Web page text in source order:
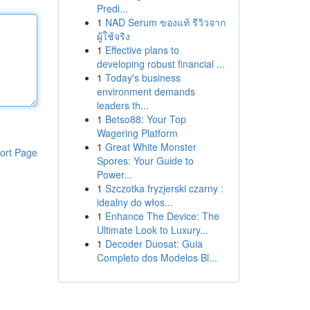
Page
Predi...
1 NAD Serum ของแท้ รีวิวจาก
ผู้ใช้จริง
1 Effective plans to
developing robust financial ...
1 Today's business
environment demands
leaders th...
1 Betso88: Your Top
Wagering Platform
1 Great White Monster
Spores: Your Guide to
Power...
1 Szczotka fryzjerski czarny :
idealny do włos...
1 Enhance The Device: The
Ultimate Look to Luxury...
1 Decoder Duosat: Guia
Completo dos Modelos Bl...